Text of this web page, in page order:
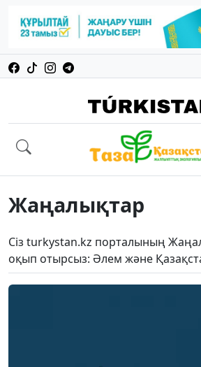
Жаңалықтар
Сіз turkystan.kz порталының
оқып отырсыз: Әлем және